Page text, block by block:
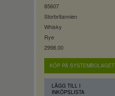
85607
Storbritannien
Whisky
Rye
2998.00
KÖP PÅ SYSTEMBOLAGET
LÄGG TILL I
INKÖPSLISTA